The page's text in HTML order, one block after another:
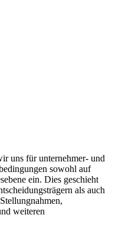
uns für unternehmer- und
sowohl auf
ein. Dies geschieht
als auch
weiteren